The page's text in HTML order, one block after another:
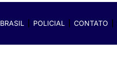
BRASIL POLICIAL CONTATO